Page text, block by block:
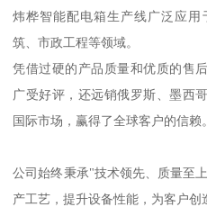
炜桦智能配电箱生产线广泛应
筑、市政工程等领域。
凭借过硬的产品质量和优质的售
广受好评，还远销俄罗斯、墨西
国际市场，赢得了全球客户的信赖。
公司始终秉承"技术领先、质量至
产工艺，提升设备性能，为客户创